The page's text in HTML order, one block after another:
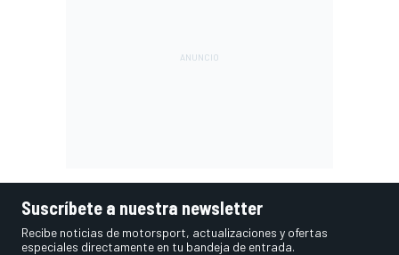
Suscríbete a nuestra newsletter
Recibe noticias de motorsport, actualizaciones y ofertas
especiales directamente en tu bandeja de entrada.